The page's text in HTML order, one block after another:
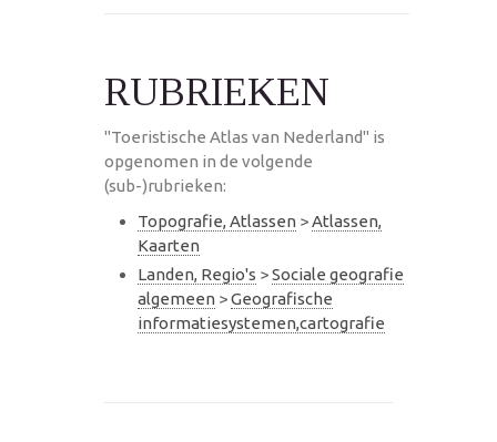
RUBRIEKEN
"Toeristische Atlas van Nederland" is
opgenomen in de volgende
(sub-)rubrieken:
Topografie, Atlassen >Atlassen,
Kaarten
Landen, Regio's >Sociale geografie
algemeen >Geografische
informatiesystemen,cartografie